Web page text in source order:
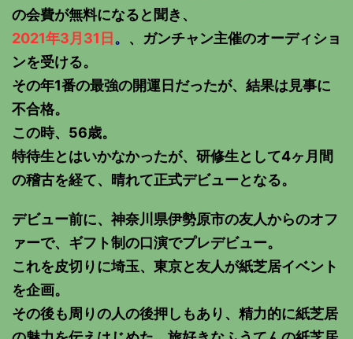
の会費が無料になると聞き、
2021年3月31日 。 、ガンチャン主催のオーディショ
ンを受ける。
その年1番の最強の開運日だったが、結果は見事に
不合格。
この時、56歳。
特待生とはいかなかったが、研修生として4ヶ月間
の稽古を経て、晴れて正式デビューとなる。
デビュー前に、神奈川県伊勢原市の友人からのオフ
ァーで、ギフト制の口演でプレデビュー。
これを皮切りに埼玉、東京と友人が紙芝居イベント
を企画。
その後も周りの人の後押しもあり、精力的に紙芝居